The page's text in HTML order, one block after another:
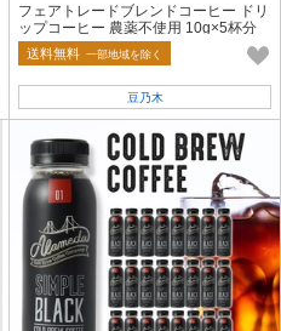
フェアトレードブレンドコーヒー ドリ
ップコーヒー 農薬不使用 10g×5杯分
【フェアトレード】
送料無料 一部地域を除く
豆乃木